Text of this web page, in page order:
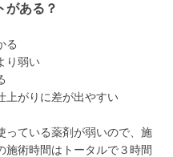
がある？
る
り弱い
上がりに差が出やすい
っている薬剤が弱いので、施
施術時間はトータルで３時間